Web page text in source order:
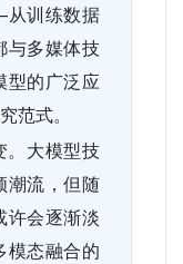
训练数据
与多媒体技
型的广泛应
范式。
。大模型技
潮流，但随
许会逐渐淡
模态融合的